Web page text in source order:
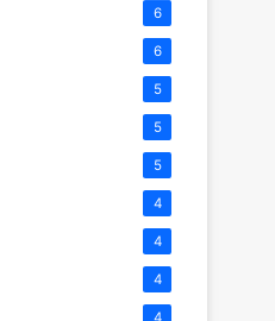
6
6
5
5
5
4
4
4
4